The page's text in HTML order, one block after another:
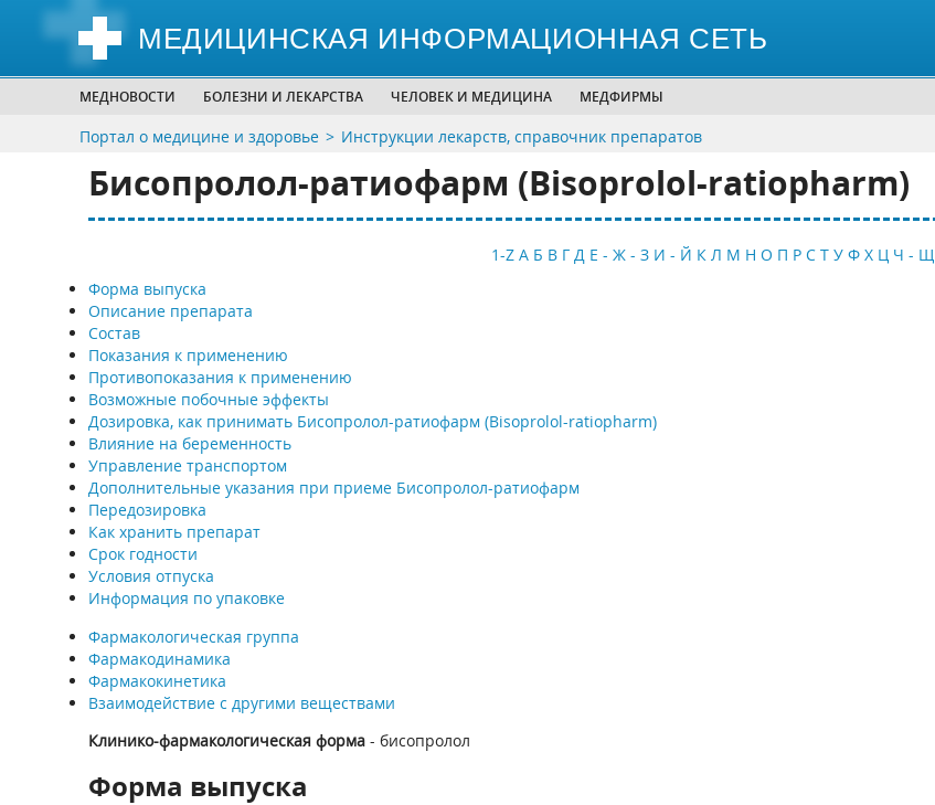
МЕДИЦИНСКАЯ ИНФОРМАЦИОННАЯ СЕТЬ
МЕДНОВОСТИ БОЛЕЗНИ И ЛЕКАРСТВА ЧЕЛОВЕК И МЕДИЦИНА МЕДФИРМЫ
Портал о медицине и здоровье Инструкции лекарств, справочник препаратов
Бисопролол-ратиофарм (Bisoprolol-ratiopharm)
1-Z А Б В Г Д Е - Ж - З И - Й К Л М Н О П Р С Т У Ф Х Ц Ч - Щ
Форма выпуска
Описание препарата
Состав
Показания к применению
Противопоказания к применению
Возможные побочные эффекты
Дозировка, как принимать Бисопролол-ратиофарм (Bisoprolol-ratiopharm)
Влияние на беременность
Управление транспортом
Дополнительные указания при приеме Бисопролол-ратиофарм
Передозировка
Как хранить препарат
Срок годности
Условия отпуска
Информация по упаковке
Фармакологическая группа
Фармакодинамика
Фармакокинетика
Взаимодействие с другими веществами
Клинико-фармакологическая форма- бисопролол
Форма выпуска